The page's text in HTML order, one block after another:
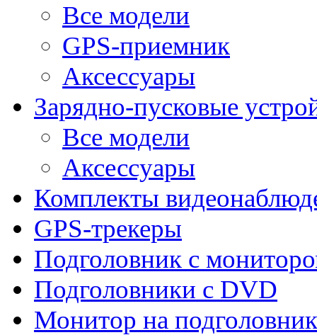
Все модели
GPS-приемник
Аксессуары
Зарядно-пусковые
Все модели
Аксессуары
Комплекты
GPS-трекеры
Подголовник с
Подголовники с DVD
Монитор на подголовник